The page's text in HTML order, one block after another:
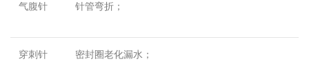
气腹针 针管弯折；
穿刺针 密封圈老化漏水；